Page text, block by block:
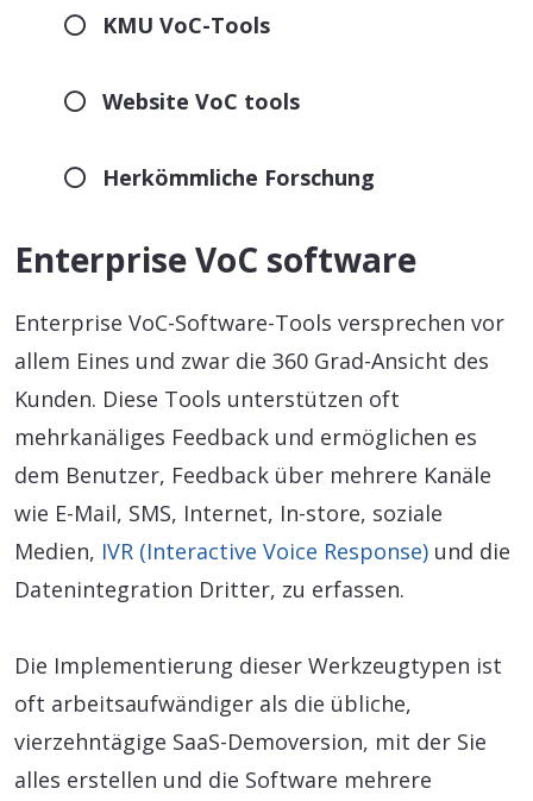
KMU VoC-Tools
Website VoC tools
Herkömmliche Forschung
Enterprise VoC software
Enterprise VoC-Software-Tools versprechen vor
allem Eines und zwar die 360 Grad-Ansicht des
Kunden. Diese Tools unterstützen oft
mehrkanäliges Feedback und ermöglichen es
dem Benutzer, Feedback über mehrere Kanäle
wie E-Mail, SMS, Internet, In-store, soziale
Medien, IVR (Interactive Voice Response) und die
Datenintegration Dritter, zu erfassen.
Die Implementierung dieser Werkzeugtypen ist
oft arbeitsaufwändiger als die übliche,
vierzehntägige SaaS-Demoversion, mit der Sie
alles erstellen und die Software mehrere